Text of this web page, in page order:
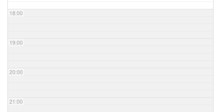
18:00
19:00
20:00
21:00